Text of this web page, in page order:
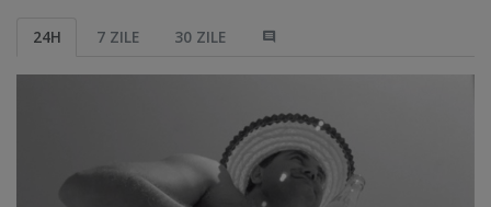
24H 7 ZILE 30 ZILE